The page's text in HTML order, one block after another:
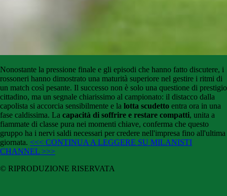
Nonostante la pressione finale e gli episodi che hanno fatto discutere, i
rossoneri hanno dimostrato una maturità superiore nel gestire i ritmi di
un match così pesante. Il successo non è solo una questione di prestigio
cittadino, ma un segnale chiarissimo al campionato: il distacco dalla
capolista si accorcia sensibilmente e la lotta scudetto entra ora in una
fase caldissima. La capacità di soffrire e restare compatti, unita a
fiammate di classe pura nei momenti chiave, conferma che questo
gruppo ha i nervi saldi necessari per credere nell'impresa fino all'ultima
giornata. <<< CONTINUA A LEGGERE SU MILANISTI
CHANNEL >>>
© RIPRODUZIONE RISERVATA